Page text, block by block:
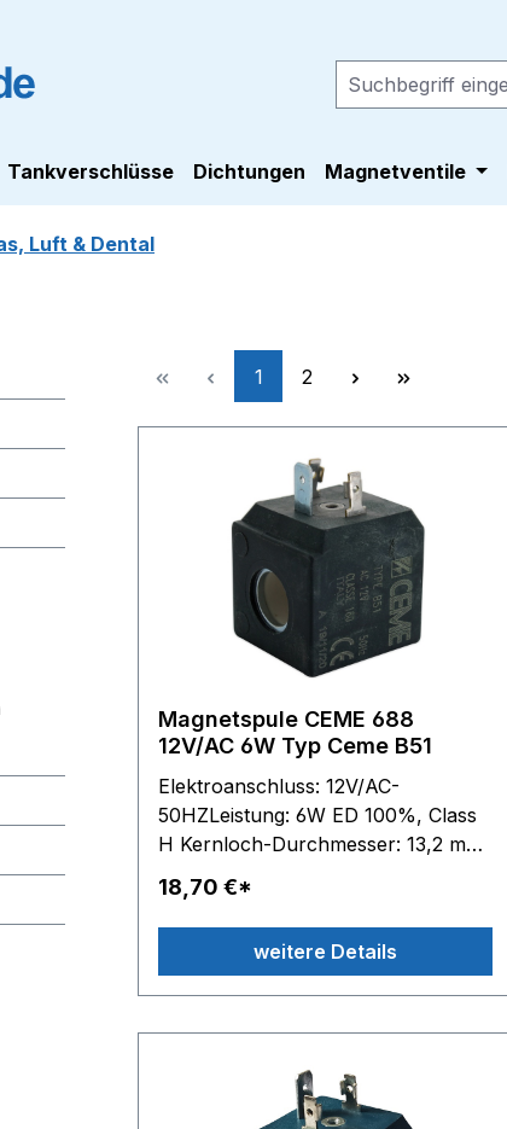
Tankverschlüsse Dichtungen Magnetventile
Luft & Dental
Seite
1 Seite
2
Magnetspule CEME 688
12V/AC 6W Typ Ceme B51
Elektroanschluss: 12V/AC-
50HZLeistung: 6W ED 100%, Class
H Kernloch-Durchmesser: 13,2 mm
Spulen-Außenmaße: B 33 mm - H
35 mm - T 36 mm
18,70 €*
weitere Details